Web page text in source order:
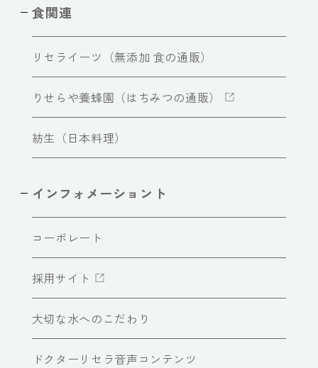
食関連
リセライーツ（無添加 食の通販）
りせらや養蜂園（はちみつの通販）
紡生（日本料理）
インフォメーショント
コーポレート
採用サイト
大切な水へのこだわり
ドクターリセラ音声コンテンツ